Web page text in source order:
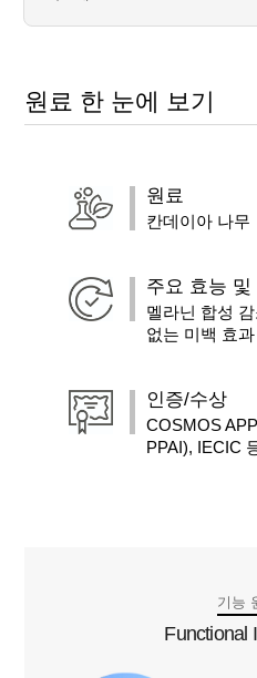
원료 한 눈에 보기
원료
칸데이아 나무
주요 효능 및
멜라닌 합성
없는 미백 효과
인증/수상
COSMOS
PPAI), IECIC
기능
Functional